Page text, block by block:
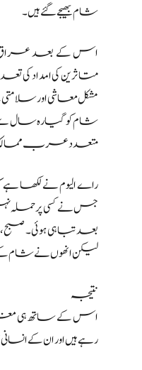
شام بھیجے گئے ہیں۔
اس کے بعد عراق
مشکل معاشی اور
شام کو گیارہ سال
متعدد عرب
راے الیوم نے
جس نے کسی پر حملہ
بعد تباہی ہوئی۔
لیکن انھوں نے شام
نتیجہ
اس کے ساتھ ہی
رہے ہیں اور ان کے